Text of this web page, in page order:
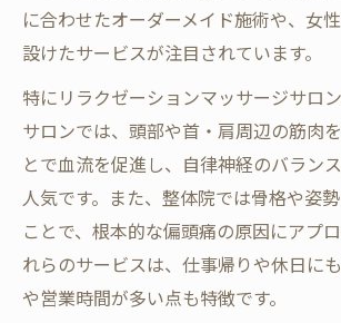
に合わせたオーダーメイド施術や、女
設けたサービスが注目されています。
特にリラクゼーションマッサージサロ
サロンでは、頭部や首・肩周辺の筋肉
とで血流を促進し、自律神経のバラン
人気です。また、整体院では骨格や姿
ことで、根本的な偏頭痛の原因にアプ
れらのサービスは、仕事帰りや休日に
や営業時間が多い点も特徴です。